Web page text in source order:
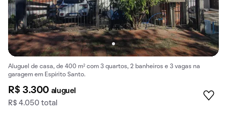
Aluguel de casa, de 400 m² com 3 quartos, 2 banheiros e 3 vagas na
garagem em Espírito Santo.
R$ 3.300 aluguel
R$ 4.050 total